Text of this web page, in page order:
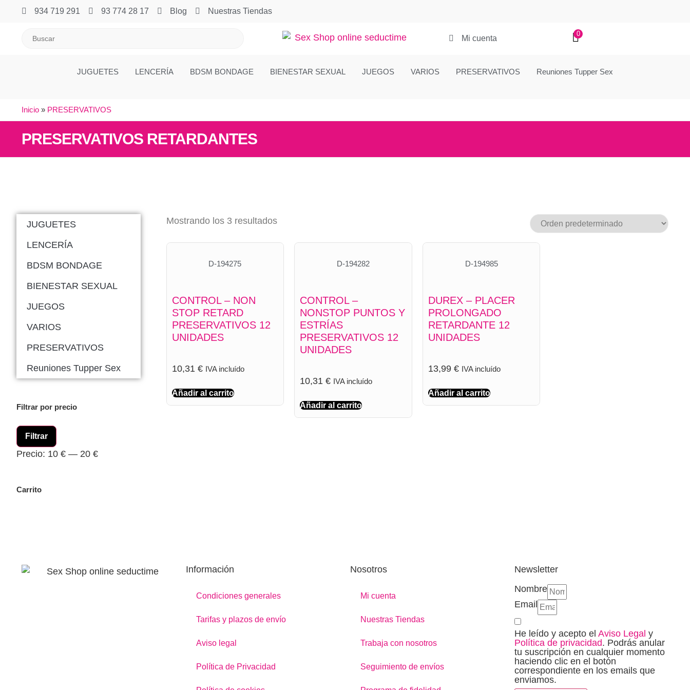
934 719 291 93 774 28 17 Blog Nuestras Tiendas
Mi cuenta
0
JUGUETES LENCERÍA BDSM BONDAGE BIENESTAR SEXUAL JUEGOS VARIOS PRESERVATIVOS Reuniones Tupper Sex
Inicio » PRESERVATIVOS
PRESERVATIVOS RETARDANTES
JUGUETES
LENCERÍA
BDSM BONDAGE
BIENESTAR SEXUAL
JUEGOS
VARIOS
PRESERVATIVOS
Reuniones Tupper Sex
Filtrar por precio
Filtrar
Precio: 10 € — 20 €
Carrito
Mostrando los 3 resultados
D-194275
CONTROL – NON
STOP RETARD
PRESERVATIVOS 12
UNIDADES
10,31 € IVA incluído
Añadir al carrito
D-194282
CONTROL –
NONSTOP PUNTOS Y
ESTRÍAS
PRESERVATIVOS 12
UNIDADES
10,31€ IVA incluído
Añadir al carrito
D-194985
DUREX – PLACER
PROLONGADO
RETARDANTE 12
UNIDADES
13,99 € IVA incluído
Añadir al carrito
Información
Condiciones generales
Tarifas y plazos de envío
Aviso legal
Política de Privacidad
Nosotros
Mi cuenta
Nuestras Tiendas
Trabaja con nosotros
Seguimiento de envíos
Newsletter
Nombre
Email
He leído y acepto el Aviso Legal y
Política de privacidad. Podrás anular
tu suscripción en cualquier momento
haciendo clic en el botón
correspondiente en los emails que
enviamos.